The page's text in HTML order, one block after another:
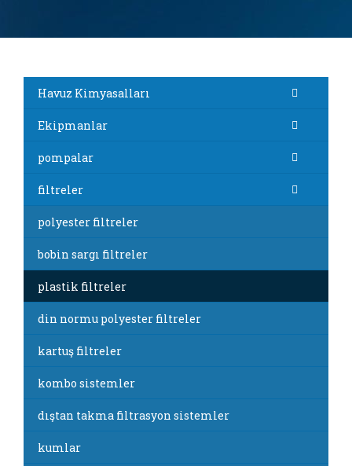
Havuz Kimyasalları
Ekipmanlar
pompalar
filtreler
polyester filtreler
bobin sargı filtreler
plastik filtreler
din normu polyester filtreler
kartuş filtreler
kombo sistemler
dıştan takma filtrasyon sistemler
kumlar